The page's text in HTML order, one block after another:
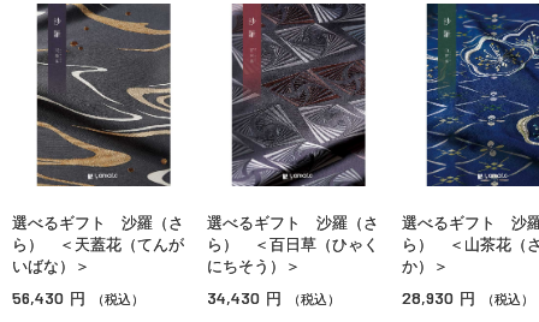
選べるギフト 沙羅（さ
ら） ＜天蓋花（てんが
いばな）＞
56,430 円 （税込）
選べるギフト 沙羅（さ
ら） ＜百日草（ひゃく
にちそう）＞
34,430 円 （税込）
選べるギフト 沙
ら） ＜山茶花（
か）＞
28,930 円 （税込）